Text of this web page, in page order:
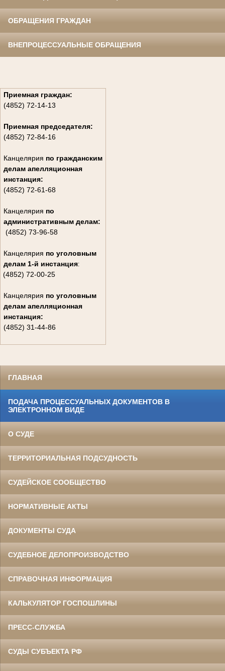
ОБРАЩЕНИЯ ГРАЖДАН
ВНЕПРОЦЕССУАЛЬНЫЕ ОБРАЩЕНИЯ
Приемная граждан:
(4852) 72-14-13
Приемная председателя:
(4852) 72-84-16
Канцелярия по гражданским
делам апелляционная
инстанция:
(4852) 72-61-68
Канцелярия по
административным делам:
(4852) 73-96-58
Канцелярия по уголовным
делам 1-й инстанция:
(4852) 72-00-25
Канцелярия по уголовным
делам апелляционная
инстанция:
(4852) 31-44-86
ГЛАВНАЯ
ПОДАЧА ПРОЦЕССУАЛЬНЫХ ДОКУМЕНТОВ В
ЭЛЕКТРОННОМ ВИДЕ
О СУДЕ
ТЕРРИТОРИАЛЬНАЯ ПОДСУДНОСТЬ
СУДЕЙСКОЕ СООБЩЕСТВО
НОРМАТИВНЫЕ АКТЫ
ДОКУМЕНТЫ СУДА
СУДЕБНОЕ ДЕЛОПРОИЗВОДСТВО
СПРАВОЧНАЯ ИНФОРМАЦИЯ
КАЛЬКУЛЯТОР ГОСПОШЛИНЫ
ПРЕСС-СЛУЖБА
СУДЫ СУБЪЕКТА РФ